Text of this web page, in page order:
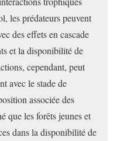
les prédateurs peuvent
des effets en cascade
et la disponibilité de
cependant, peut
avec le stade de
associée des
que les forêts jeunes et
dans la disponibilité de